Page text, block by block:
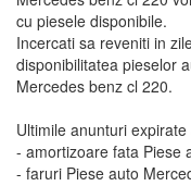
cu piesele disponibile.
Incercati sa reveniti in
disponibilitatea pieselor
Mercedes benz cl 220.
Ultimile anunturi
- amortizoare fata Piese
- faruri Piese auto